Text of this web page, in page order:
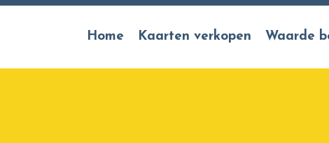
Home Kaarten verkopen Waarde